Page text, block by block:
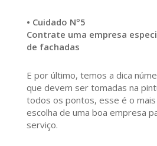
• Cuidado Nº5
Contrate uma empresa
de fachadas
E por último, temos a dica
que devem ser tomadas na
todos os pontos, esse é o
escolha de uma boa empresa
serviço.